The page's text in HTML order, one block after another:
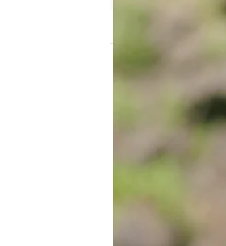
Publicado:31 de
En